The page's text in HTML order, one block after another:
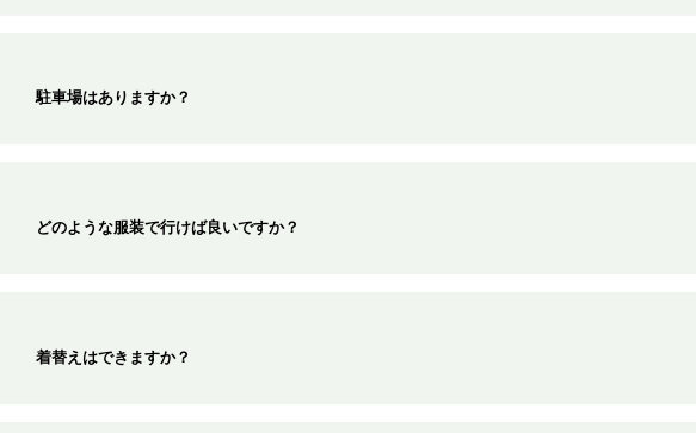
駐車場はありますか？
どのような服装で行けば良いですか？
着替えはできますか？